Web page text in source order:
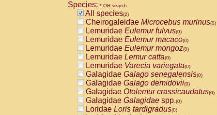
Species: * OR search
All species(2)
Cheirogaleidae Microcebus murinus(0)
Lemuridae Eulemur fulvus(0)
Lemuridae Eulemur macaco(0)
Lemuridae Eulemur mongoz(0)
Lemuridae Lemur catta(0)
Lemuridae Varecia variegata(0)
Galagidae Galago senegalensis(0)
Galagidae Galago demidovii(0)
Galagidae Otolemur crassicaudatus(0)
Galagidae Galagidae spp.(0)
Loridae Loris tardigradus(0)